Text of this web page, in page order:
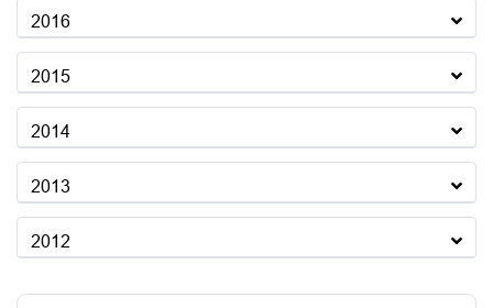
2016
2015
2014
2013
2012